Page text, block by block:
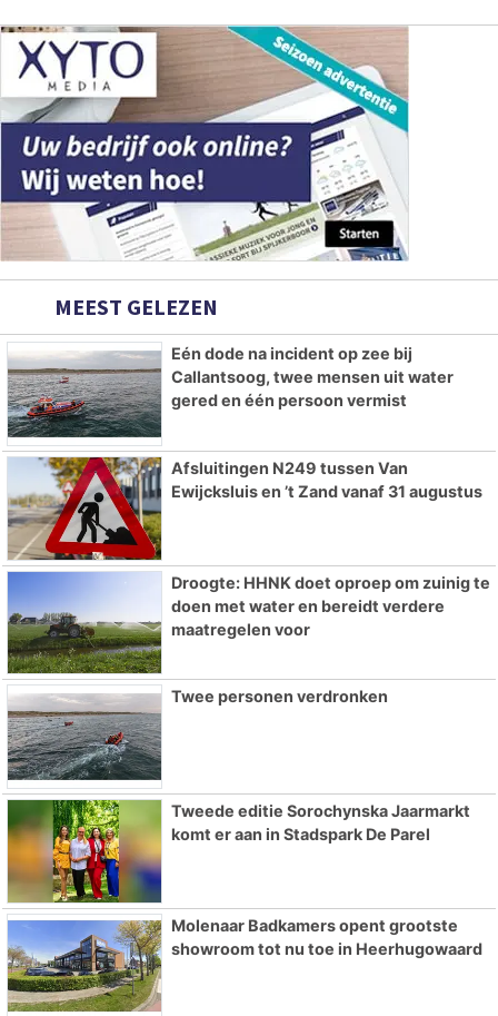
MEEST GELEZEN
Eén dode na incident op zee bij
Callantsoog, twee mensen uit water
gered en één persoon vermist
Afsluitingen N249 tussen Van
Ewijcksluis en ’t Zand vanaf 31 augustus
Droogte: HHNK doet oproep om zuinig te
doen met water en bereidt verdere
maatregelen voor
Twee personen verdronken
Tweede editie Sorochynska Jaarmarkt
komt er aan in Stadspark De Parel
Molenaar Badkamers opent grootste
showroom tot nu toe in Heerhugowaard